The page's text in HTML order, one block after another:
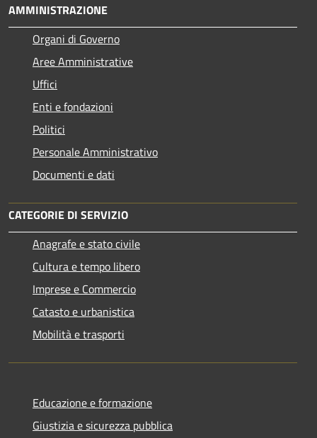
AMMINISTRAZIONE
Organi di Governo
Aree Amministrative
Uffici
Enti e fondazioni
Politici
Personale Amministrativo
Documenti e dati
CATEGORIE DI SERVIZIO
Anagrafe e stato civile
Cultura e tempo libero
Imprese e Commercio
Catasto e urbanistica
Mobilità e trasporti
Educazione e formazione
Giustizia e sicurezza pubblica